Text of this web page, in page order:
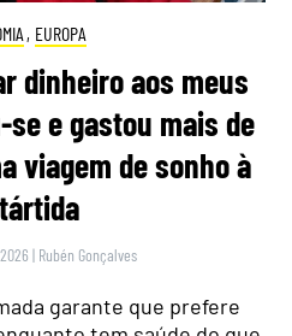
, EUROPA
dinheiro aos meus
e gastou mais de
viagem de sonho à
| Rubén Gonçalves
garante que prefere